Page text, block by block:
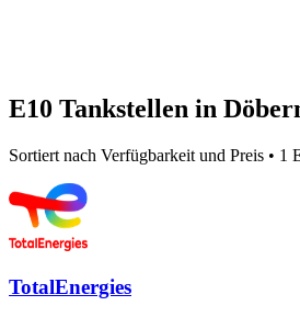
E10 Tankstellen in
Sortiert nach Verfügbarkeit und Preis • 1
TotalEnergies